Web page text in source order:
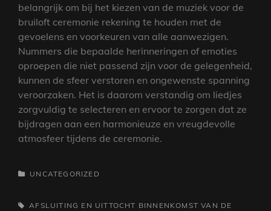
belangrijk om bij het kiezen van de muziek voor de
bruiloft ceremonie rekening te houden met de
gevoelens en voorkeuren van alle aanwezigen.
Nummers die bepaalde herinneringen of emoties
oproepen die niet passend zijn voor de gelegenheid,
kunnen de sfeer verstoren en ongewenste spanning
veroorzaken. Het is daarom verstandig om liedjes
zorgvuldig te selecteren en ervoor te zorgen dat ze
bijdragen aan een harmonieuze en vreugdevolle
atmosfeer tijdens de ceremonie.
CATEGORIEËN
UNCATEGORIZED
TAGS,AFSLUITING EN UITTOCHT BINNENKOMST VAN DE